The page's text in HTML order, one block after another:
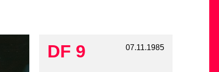
DF 9 07.11.1985